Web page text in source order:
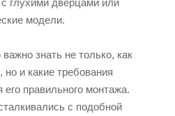
модели.
знать не только, как
и какие требования
правильного монтажа.
с подобной